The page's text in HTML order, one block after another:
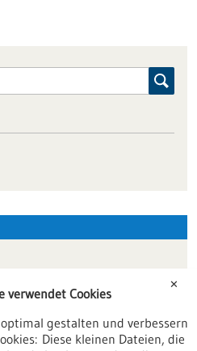
✕
verwendet Cookies
gestalten und verbessern
Diese kleinen Dateien, die